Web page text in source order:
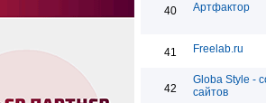
40 Артфактор
41 Freelab.ru
42
Globa Style -
сайтов